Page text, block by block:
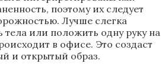
поэтому их следует
Лучше слегка
тела или положить одну руку на
в офисе. Это создаст
и открытый образ.